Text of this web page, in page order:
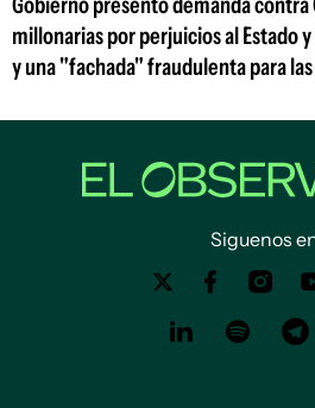
millonarias por perjuicios al Estado
y una "fachada" fraudulenta para
Siguenos